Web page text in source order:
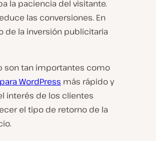
la paciencia del visitante.
las conversiones. En
de la inversión publicitaria
son tan importantes como
WordPress más rápido y
interés de los clientes
el tipo de retorno de la